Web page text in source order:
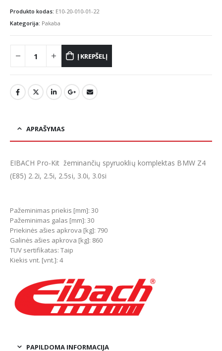
was:
€260.00.
is:
Produkto kodas: E10-20-010-01-22
Kategorija: Pakaba
Į KREPŠELĮ
APRAŠYMAS
EIBACH Pro-Kit žeminančių spyruoklių komplektas BMW Z4
(E85) 2.2i, 2.5i, 2.5si, 3.0i, 3.0si
Pažeminimas priekis [mm]: 30
Pažeminimas galas [mm]: 30
Priekinės ašies apkrova [kg]: 790
Galinės ašies apkrova [kg]: 860
TUV sertifikatas: Taip
Kiekis vnt. [vnt.]: 4
PAPILDOMA INFORMACIJA